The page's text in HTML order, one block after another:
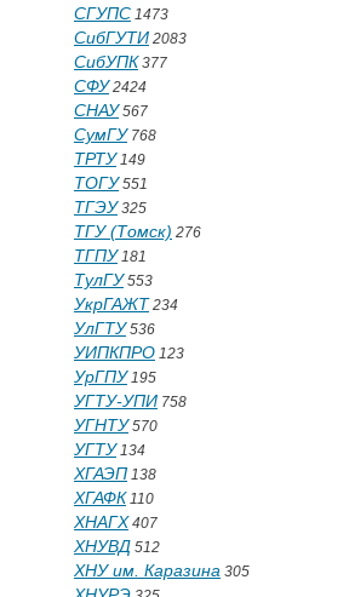
СГУПС 1473
СибГУТИ 2083
СибУПК 377
СФУ2424
СНАУ567
СумГУ768
ТРТУ149
ТОГУ551
ТГЭУ325
ТГУ (Томск) 276
ТГПУ181
ТулГУ553
УкрГАЖТ 234
УлГТУ536
УИПКПРО 123
УрГПУ195
УГТУ-УПИ 758
УГНТУ570
УГТУ134
ХГАЭП 138
ХГАФК 110
ХНАГХ 407
ХНУВД 512
ХНУ им. Каразина 305